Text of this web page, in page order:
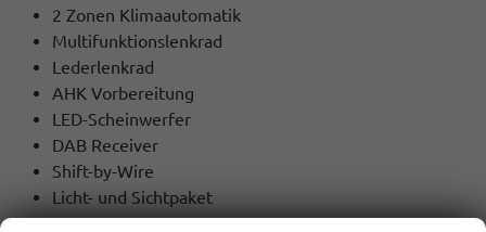
2 Zonen Klimaautomatik
Multifunktionslenkrad
Lederlenkrad
AHK Vorbereitung
LED-Scheinwerfer
DAB Receiver
Shift-by-Wire
Licht- und Sichtpaket